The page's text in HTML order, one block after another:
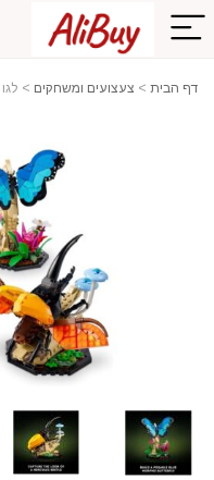
דף הבית > צעצועים ומשחקים > לגו 21342 LEGO Ideas אוסף חרקים